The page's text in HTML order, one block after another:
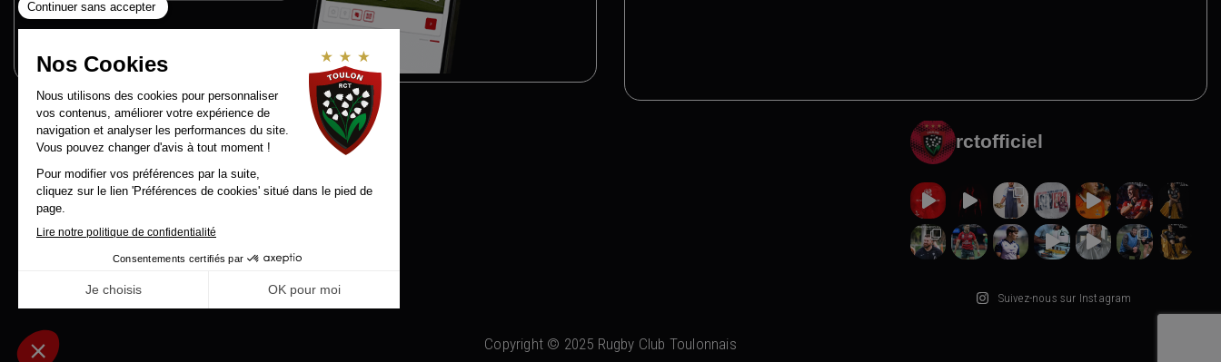
Contact RCT Recrute Mentions légales
rctofficiel
Suivez-nous sur Instagram
Copyright © 2025 Rugby Club Toulonnais